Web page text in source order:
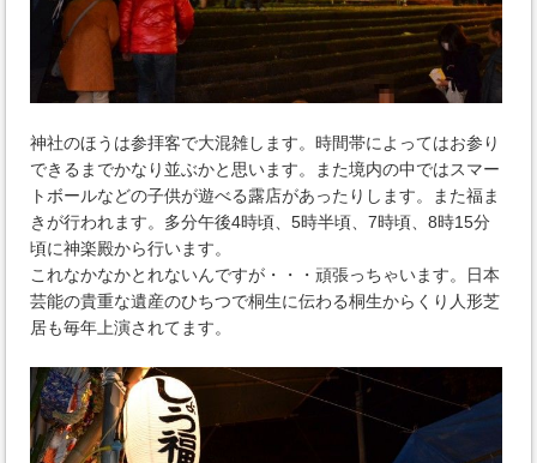
神社のほうは参拝客で大混雑します。時間帯によってはお参り
できるまでかなり並ぶかと思います。また境内の中ではスマー
トボールなどの子供が遊べる露店があったりします。また福ま
きが行われます。多分午後4時頃、5時半頃、7時頃、8時15分
頃に神楽殿から行います。
これなかなかとれないんですが・・・頑張っちゃいます。日本
芸能の貴重な遺産のひちつで桐生に伝わる桐生からくり人形芝
居も毎年上演されてます。